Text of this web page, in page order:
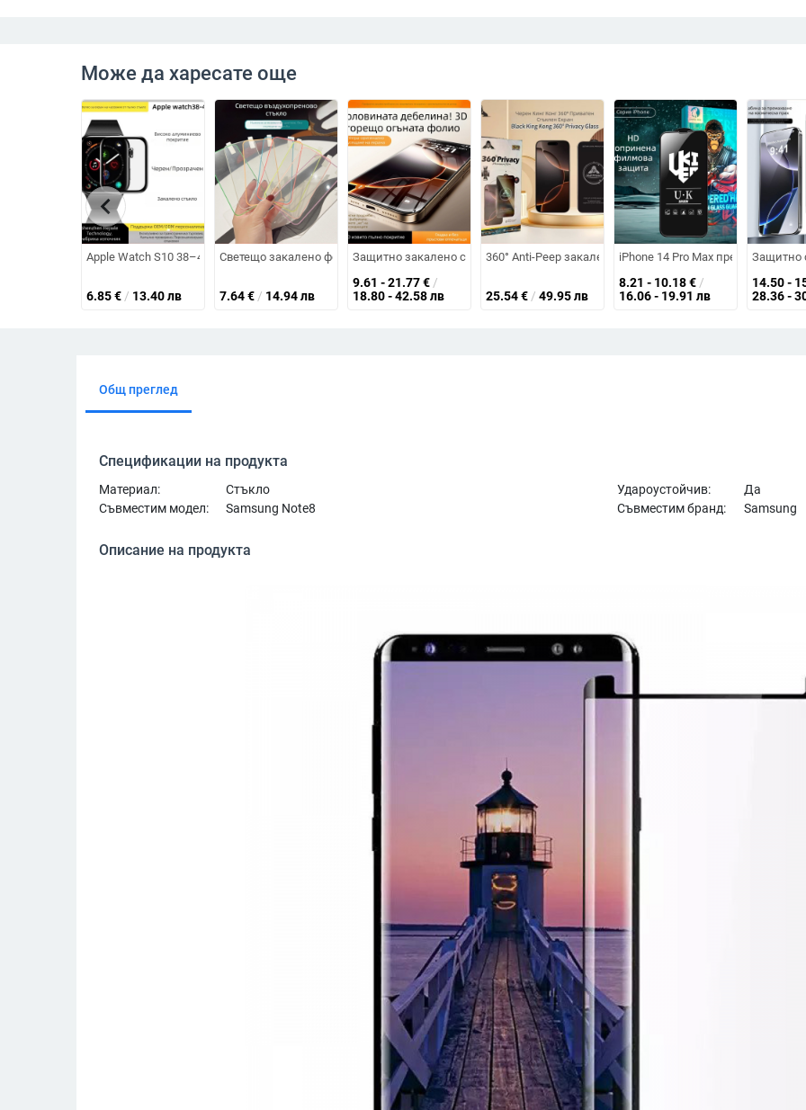
Може да харесате още
Apple Watch S10 38–46mm протектор за екран от закалено стъкло с пълно покритие, извито
6.85€ / 13.40 лв
Светещо закалено фолио Promax за iPhone 17, цветно фолио за iPhone 16, Airbag Edge и iPhone 15,
7.64€ / 14.94 лв
Защитно закалено стъкло за iPhone 16 Pro Max с поверителност – 3D извивка,
9.61 - 21.77€ /
18.80 - 42.58 лв
360° Anti-Peep закалено фолио Black Diamond,
25.54€ / 49.95 лв
iPhone 14 Pro Max предна
8.21 - 10.18€ /
16.06 - 19.91 лв
Защитно
14.50 -
28.36 -
chevron_left
Общ преглед
Спецификации на продукта
Материал: Стъкло Удароустойчив:
Да
Съвместим модел:
Samsung Note8 Съвместим бранд: Samsung
Описание на продукта